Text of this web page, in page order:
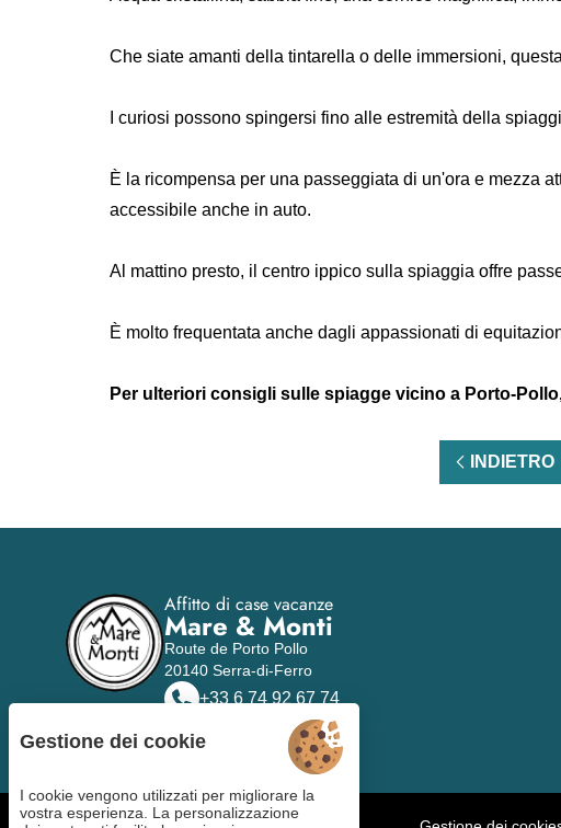
Che siate amanti della tintarella o delle immersioni,
I curiosi possono spingersi fino alle estremità della
È la ricompensa per una passeggiata di un'ora e mezza
accessibile anche in auto.
Al mattino presto, il centro ippico sulla spiaggia offre
È molto frequentata anche dagli appassionati di
Per ulteriori consigli sulle spiagge vicino a Porto-
INDIETRO
Affitto di case vacanze
Mare & Monti
Route de Porto Pollo
20140 Serra-di-Ferro
+33 6 74 92 67 74
Gestione dei cookie
I cookie vengono utilizzati per migliorare la
vostra esperienza. La personalizzazione